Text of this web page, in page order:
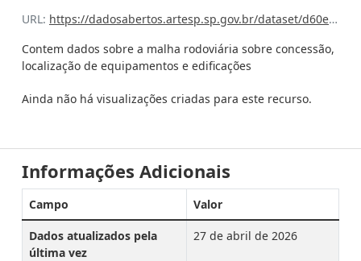
URL: https://dadosabertos.artesp.sp.gov.br/dataset/d60ee312-79b7-4d2c-9049-a1777ef1d377/resource/0ce6a39a-f83d-4622-9245-025a7d3c15c0/download/l22.kmz
Contem dados sobre a malha rodoviária sobre concessão,
localização de equipamentos e edificações
Ainda não há visualizações criadas para este recurso.
Informações Adicionais
Campo Valor
Dados atualizados pela
última vez
27 de abril de 2026